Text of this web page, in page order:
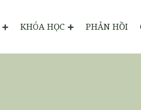
KHÓA HỌC PHẢN HỒI